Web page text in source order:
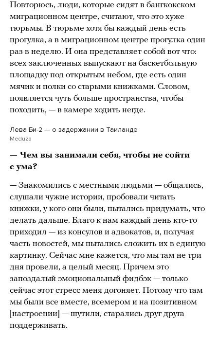
Повторюсь, люди, которые сидят в бангкокском
миграционном центре, считают, что это хуже
тюрьмы. В тюрьме хотя бы каждый день есть
прогулка, а в миграционном центре прогулка один
раз в неделю. И она представляет собой вот что:
всех заключенных выпускают на баскетбольную
площадку под открытым небом, где есть один
мячик и полки со старыми книжками. Словом,
появляется чуть больше пространства, чтобы
походить, — в камере ходить негде.
Лева Би-2 — о задержании в Таиланде
Meduza
— Чем вы занимали себя, чтобы не сойти
с ума?
— Знакомились с местными людьми — общались,
слушали чужие истории, пробовали читать
книжки, у кого они были, пытались придумать, что
делать дальше. Благо к нам каждый день кто-то
приходил — из консулов и адвокатов, и, получая
часть новостей, мы пытались сложить их в единую
картинку. Сейчас мне кажется, что мы там не три
дня провели, а целый месяц. Причем это
запоздалый эмоциональный фидбэк — только
сейчас этот стресс меня догоняет. Потому что там
мы были все вместе, всемером и на позитивном
[настроении] — шутили, старались друг друга
поддерживать.